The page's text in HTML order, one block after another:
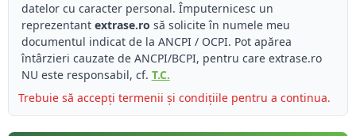
datelor cu caracter personal. Împuternicesc un
reprezentant extrase.ro să solicite în numele meu
documentul indicat de la ANCPI / OCPI. Pot apărea
întârzieri cauzate de ANCPI/BCPI, pentru care extrase.ro
NU este responsabil, cf. T.C.
Trebuie să accepți termenii și condițiile pentru a continua.